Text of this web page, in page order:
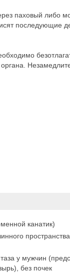
паховый либо
канатик)
у мужчин
без почек